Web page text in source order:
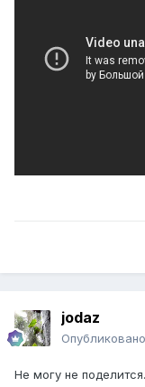
jodaz
Опубликовано
Не могу не